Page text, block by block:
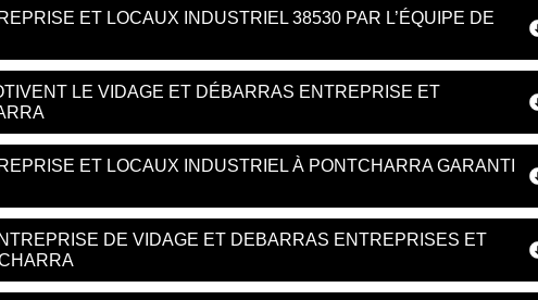
ET LOCAUX INDUSTRIEL 38530 PAR L’ÉQUIPE DE
LE VIDAGE ET DÉBARRAS ENTREPRISE ET
ET LOCAUX INDUSTRIEL À PONTCHARRA GARANTI
DE VIDAGE ET DEBARRAS ENTREPRISES ET